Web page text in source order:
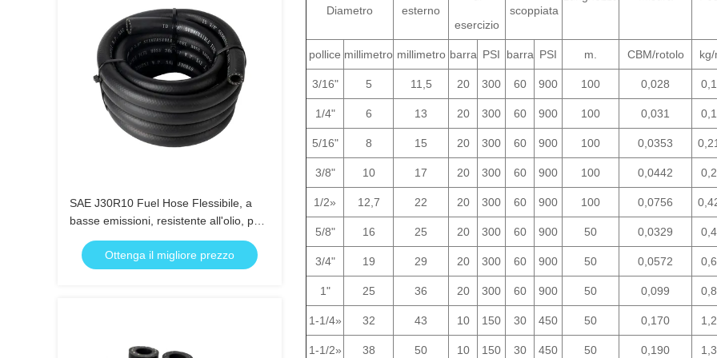
SAE J30R10 Fuel Hose Flessibile, a
basse emissioni, resistente all'olio, per
l'uso in auto
Ottenga il migliore prezzo
Diametro esterno
esercizio
scoppiata
pollice millimetro millimetro barra PSI barra PSI m. CBM/rotolo kg/
3/16" 5 11,5 20 300 60 900 100 0,028
1/4" 6 13 20 300 60 900 100 0,031
5/16" 8 15 20 300 60 900 100 0,0353
3/8" 10 17 20 300 60 900 100 0,0442
1/2» 12,7 22 20 300 60 900 100 0,0756
5/8" 16 25 20 300 60 900 50 0,0329
3/4" 19 29 20 300 60 900 50 0,0572
1" 25 36 20 300 60 900 50 0,099
1-1/4» 32 43 10 150 30 450 50 0,170
1-1/2» 38 50 10 150 30 450 50 0,190